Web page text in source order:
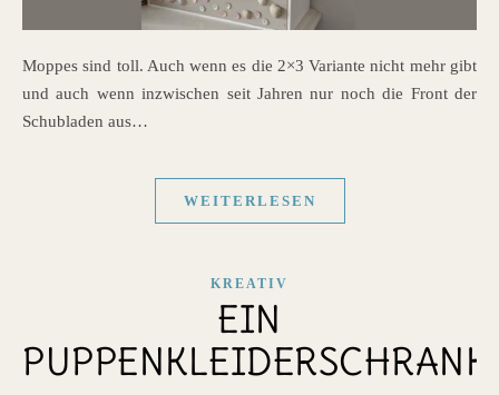
Moppes sind toll. Auch wenn es die 2×3 Variante nicht mehr gibt
und auch wenn inzwischen seit Jahren nur noch die Front der
Schubladen aus…
WEITERLESEN
KREATIV
EIN
PUPPENKLEIDERSCHRANK